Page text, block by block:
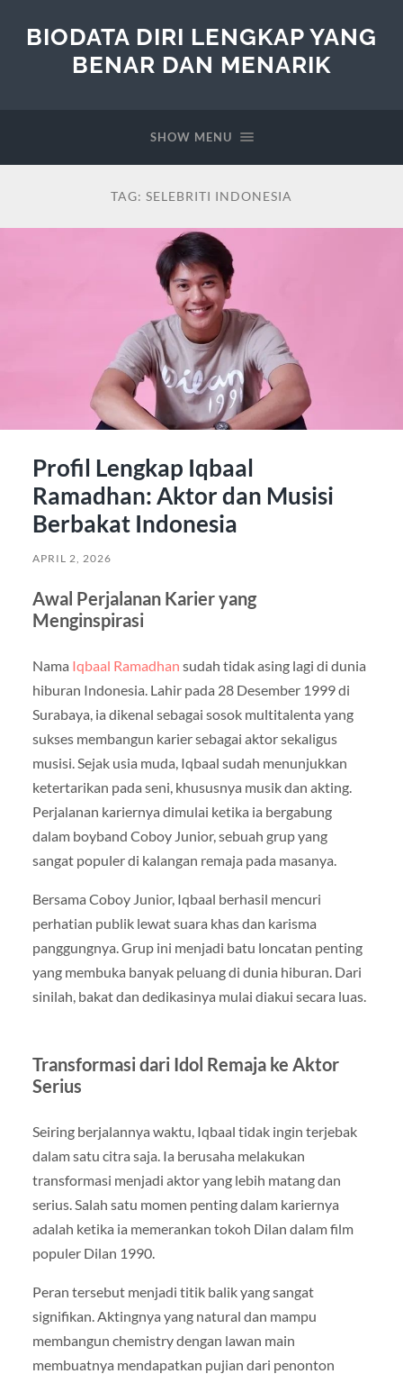
BIODATA DIRI LENGKAP YANG
BENAR DAN MENARIK
SHOW MENU
TAG: SELEBRITI INDONESIA
Profil Lengkap Iqbaal
Ramadhan: Aktor dan Musisi
Berbakat Indonesia
APRIL 2, 2026
Awal Perjalanan Karier yang
Menginspirasi
Nama Iqbaal Ramadhan sudah tidak asing lagi di dunia
hiburan Indonesia. Lahir pada 28 Desember 1999 di
Surabaya, ia dikenal sebagai sosok multitalenta yang
sukses membangun karier sebagai aktor sekaligus
musisi. Sejak usia muda, Iqbaal sudah menunjukkan
ketertarikan pada seni, khususnya musik dan akting.
Perjalanan kariernya dimulai ketika ia bergabung
dalam boyband Coboy Junior, sebuah grup yang
sangat populer di kalangan remaja pada masanya.
Bersama Coboy Junior, Iqbaal berhasil mencuri
perhatian publik lewat suara khas dan karisma
panggungnya. Grup ini menjadi batu loncatan penting
yang membuka banyak peluang di dunia hiburan. Dari
sinilah, bakat dan dedikasinya mulai diakui secara luas.
Transformasi dari Idol Remaja ke Aktor
Serius
Seiring berjalannya waktu, Iqbaal tidak ingin terjebak
dalam satu citra saja. Ia berusaha melakukan
transformasi menjadi aktor yang lebih matang dan
serius. Salah satu momen penting dalam kariernya
adalah ketika ia memerankan tokoh Dilan dalam film
populer Dilan 1990.
Peran tersebut menjadi titik balik yang sangat
signifikan. Aktingnya yang natural dan mampu
membangun chemistry dengan lawan main
membuatnya mendapatkan pujian dari penonton